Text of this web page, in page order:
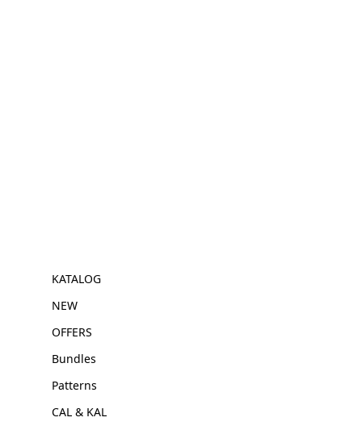
KATALOG
NEW
OFFERS
Bundles
Patterns
CAL & KAL